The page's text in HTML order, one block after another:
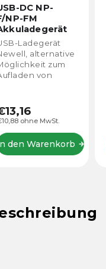
DC NP-
NP-FM
Panasonic/JVC
ohne MwSt.
den Warenkorb
Ladegerät
alternative
zum
von